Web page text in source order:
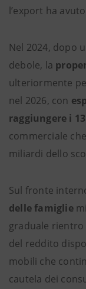
l’export ha
Nel 2024, dopo
debole, la
ulteriormente
nel 2026, con
raggiungere i
commerciale
miliardi dello
Sul fronte
delle famiglie
graduale
del reddito
mobili che
cautela dei